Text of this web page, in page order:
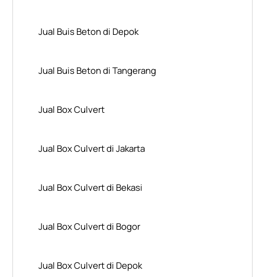
Jual Buis Beton di Depok
Jual Buis Beton di Tangerang
Jual Box Culvert
Jual Box Culvert di Jakarta
Jual Box Culvert di Bekasi
Jual Box Culvert di Bogor
Jual Box Culvert di Depok